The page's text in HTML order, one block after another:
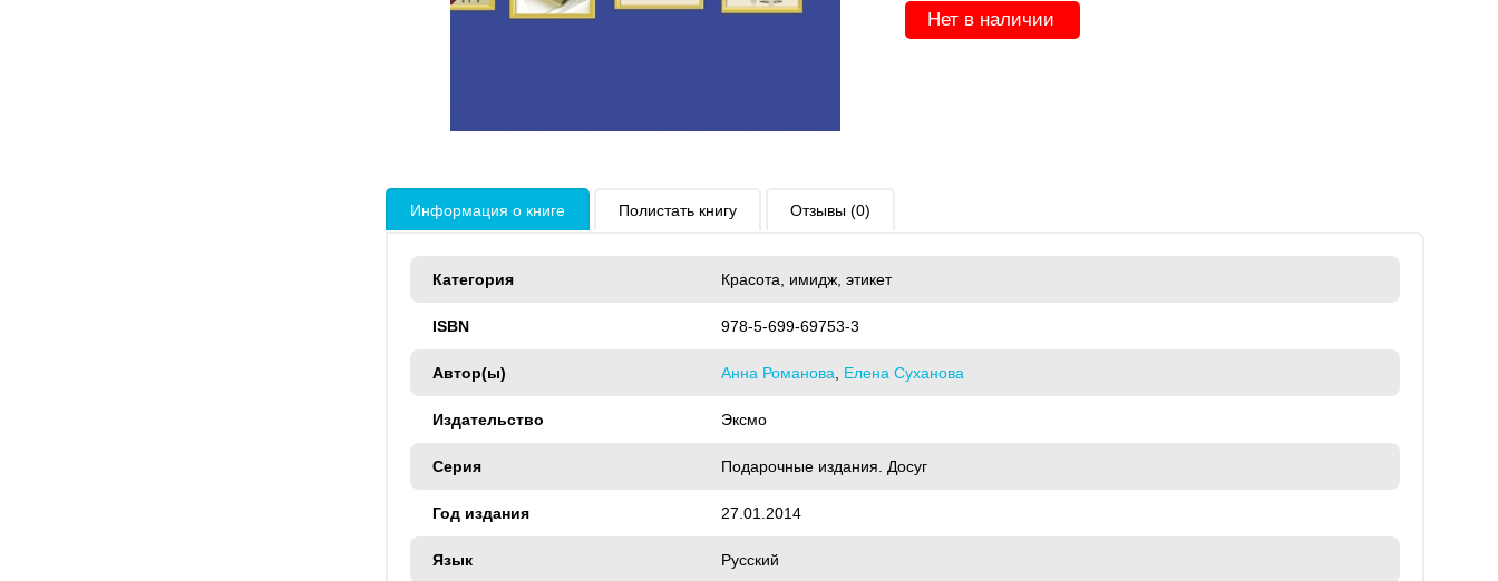
Нет в наличии
Информация о книге Полистать книгу Отзывы (0)
Категория Красота, имидж, этикет
ISBN 978-5-699-69753-3
Автор(ы) Анна Романова Елена Суханова
Издательство Эксмо
Серия Подарочные издания. Досуг
Год издания 27.01.2014
Язык Русский